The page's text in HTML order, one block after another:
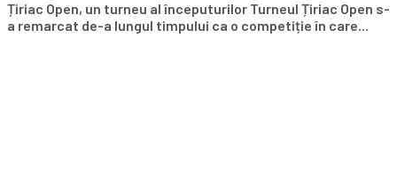
Țiriac Open, un turneu al începuturilor Turneul Țiriac Open s-
a remarcat de-a lungul timpului ca o competiție în care...